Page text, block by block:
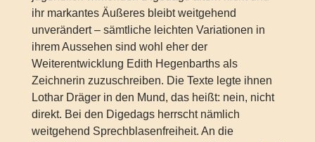
ihr markantes Äußeres bleibt weitgehend
unverändert – sämtliche leichten Variationen in
ihrem Aussehen sind wohl eher der
Weiterentwicklung Edith Hegenbarths als
Zeichnerin zuzuschreiben. Die Texte legte ihnen
Lothar Dräger in den Mund, das heißt: nein, nicht
direkt. Bei den Digedags herrscht nämlich
weitgehend Sprechblasenfreiheit. An die